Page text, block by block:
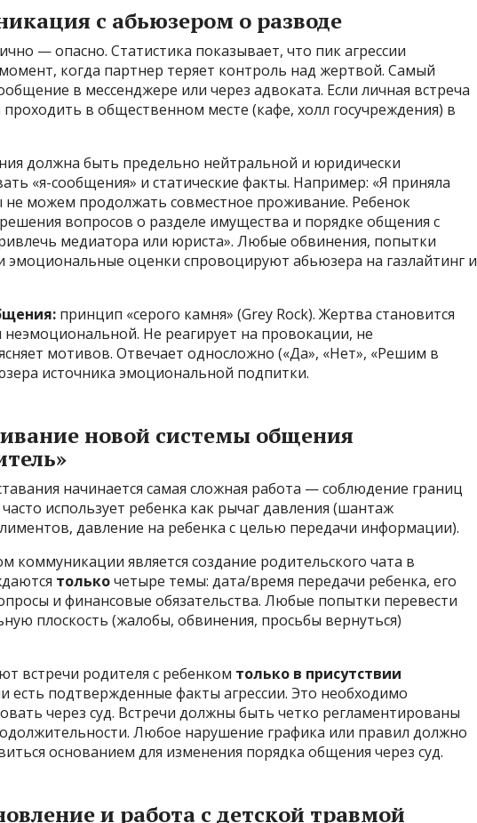
с абьюзером о разводе
— опасно. Статистика показывает, что пик агрессии
когда партнер теряет контроль над жертвой. Самый
в мессенджере или через адвоката. Если личная встреча
в общественном месте (кафе, холл госучреждения) в
должна быть предельно нейтральной и юридически
«я-сообщения» и статические факты. Например: «Я приняла
можем продолжать совместное проживание. Ребенок
вопросов о разделе имущества и порядке общения с
медиатора или юриста». Любые обвинения, попытки
эмоциональные оценки спровоцируют абьюзера на газлайтинг и
принцип «серого камня» (Grey Rock). Жертва становится
неэмоциональной. Не реагирует на провокации, не
мотивов. Отвечает односложно («Да», «Нет», «Решим в
источника эмоциональной подпитки.
новой системы общения
начинается самая сложная работа — соблюдение границ
использует ребенка как рычаг давления (шантаж
давление на ребенка с целью передачи информации).
является создание родительского чата в
толькочетыре темы: дата/время передачи ребенка, его
и финансовые обязательства. Любые попытки перевести
плоскость (жалобы, обвинения, просьбы вернуться)
встречи родителя с ребенком только в присутствии
есть подтвержденные факты агрессии. Это необходимо
через суд. Встречи должны быть четко регламентированы
Любое нарушение графика или правил должно
основанием для изменения порядка общения через суд.
и работа с детской травмой